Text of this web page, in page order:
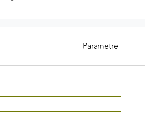
Parametre